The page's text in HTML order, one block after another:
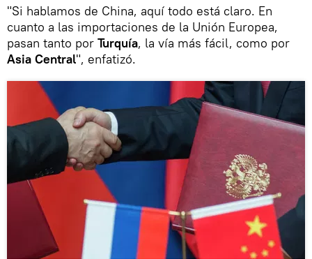
"Si hablamos de China, aquí todo está claro. En
cuanto a las importaciones de la Unión Europea,
pasan tanto por Turquía, la vía más fácil, como por
Asia Central", enfatizó.